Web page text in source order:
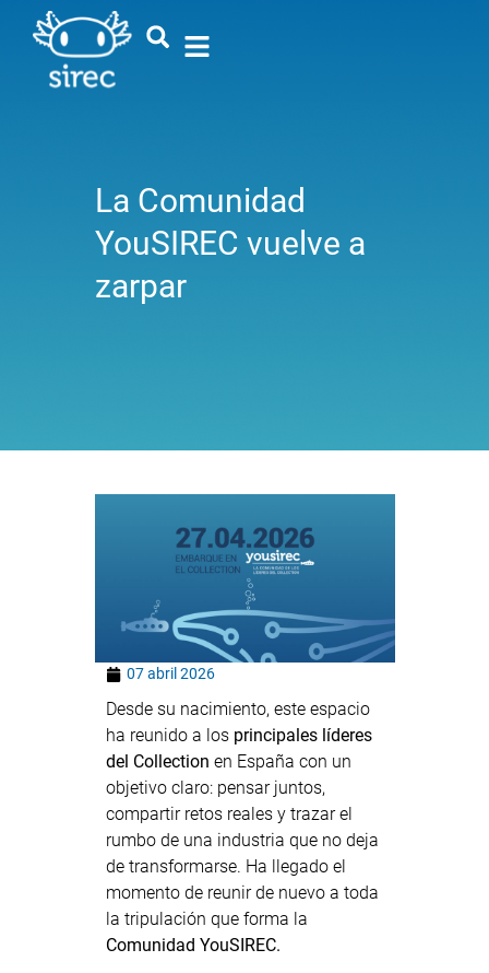
La Comunidad
YouSIREC vuelve a
zarpar
07 abril 2026
Desde su nacimiento, este espacio
ha reunido a los principales líderes
del Collection en España con un
objetivo claro: pensar juntos,
compartir retos reales y trazar el
rumbo de una industria que no deja
de transformarse. Ha llegado el
momento de reunir de nuevo a toda
la tripulación que forma la
Comunidad YouSIREC.